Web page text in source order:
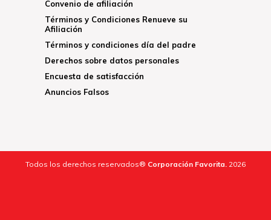
Convenio de afiliación
Términos y Condiciones Renueve su
Afiliación
Términos y condiciones día del padre
Derechos sobre datos personales
Encuesta de satisfacción
Anuncios Falsos
Todos los derechos reservados® Corporación Favorita. 2026